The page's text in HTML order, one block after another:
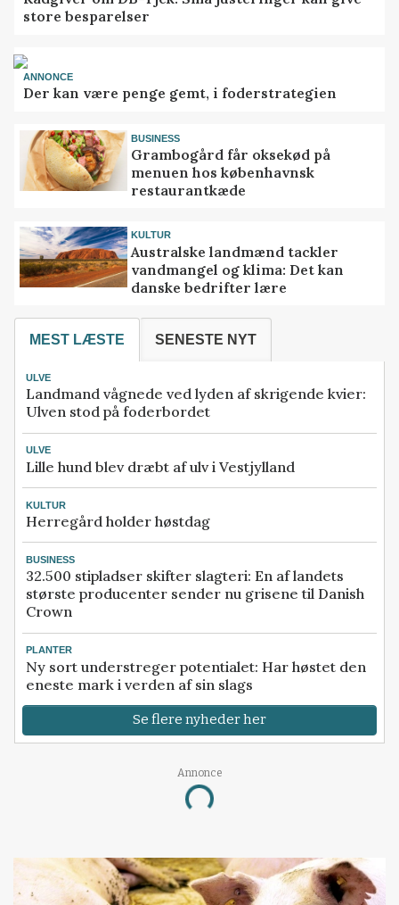
store besparelser
ANNONCE
Der kan være penge gemt, i foderstrategien
BUSINESS
Grambogård får oksekød på
menuen hos københavnsk
restaurantkæde
KULTUR
Australske landmænd tackler
vandmangel og klima: Det kan
danske bedrifter lære
MEST LÆSTE SENESTE NYT
ULVE
Landmand vågnede ved lyden af skrigende kvier:
Ulven stod på foderbordet
ULVE
Lille hund blev dræbt af ulv i Vestjylland
KULTUR
Herregård holder høstdag
BUSINESS
32.500 stipladser skifter slagteri: En af landets
største producenter sender nu grisene til Danish
Crown
PLANTER
Ny sort understreger potentialet: Har høstet den
eneste mark i verden af sin slags
Se flere nyheder her
Annonce
Loading...